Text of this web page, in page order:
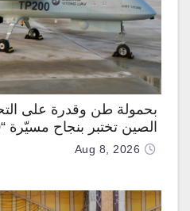
الصين تختبر بنجاح مسيّرة “TP200”
Aug 8, 2026